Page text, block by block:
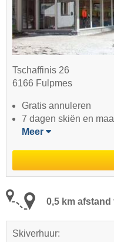
Tschaffinis 26
6166 Fulpmes
Gratis annuleren
7 dagen skiën en
Meer
0,5 km
Skiverhuur: